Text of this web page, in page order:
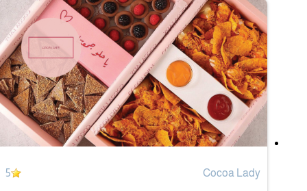
Cocoa Lady
5